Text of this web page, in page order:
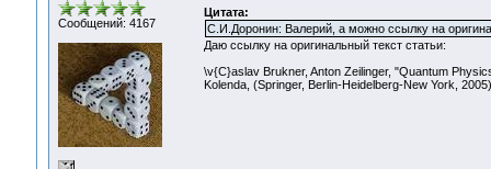
Сообщений: 4167
Цитата:
С.И.Доронин: Валерий, а можно ссылку на
Даю ссылку на оригинальный текст статьи:
\v{C}aslav Brukner, Anton Zeilinger, "Quantum
Kolenda, (Springer, Berlin-Heidelberg-New York,